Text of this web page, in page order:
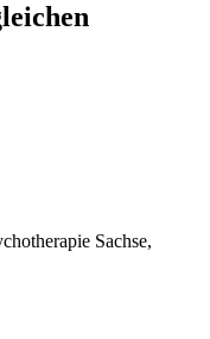
Sachse,